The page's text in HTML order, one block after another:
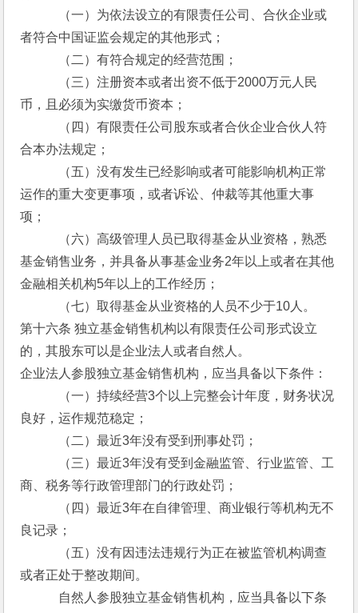
（一）为依法设立的有限责任公司、合伙企业或
者符合中国证监会规定的其他形式；
（二）有符合规定的经营范围；
（三）注册资本或者出资不低于2000万元人民
币，且必须为实缴货币资本；
（四）有限责任公司股东或者合伙企业合伙人符
合本办法规定；
（五）没有发生已经影响或者可能影响机构正常
运作的重大变更事项，或者诉讼、仲裁等其他重大事
项；
（六）高级管理人员已取得基金从业资格，熟悉
基金销售业务，并具备从事基金业务2年以上或者在其他
金融相关机构5年以上的工作经历；
（七）取得基金从业资格的人员不少于10人。
第十六条 独立基金销售机构以有限责任公司形式设立
的，其股东可以是企业法人或者自然人。
企业法人参股独立基金销售机构，应当具备以下条件：
（一）持续经营3个以上完整会计年度，财务状况
良好，运作规范稳定；
（二）最近3年没有受到刑事处罚；
（三）最近3年没有受到金融监管、行业监管、工
商、税务等行政管理部门的行政处罚；
（四）最近3年在自律管理、商业银行等机构无不
良记录；
（五）没有因违法违规行为正在被监管机构调查
或者正处于整改期间。
自然人参股独立基金销售机构，应当具备以下条